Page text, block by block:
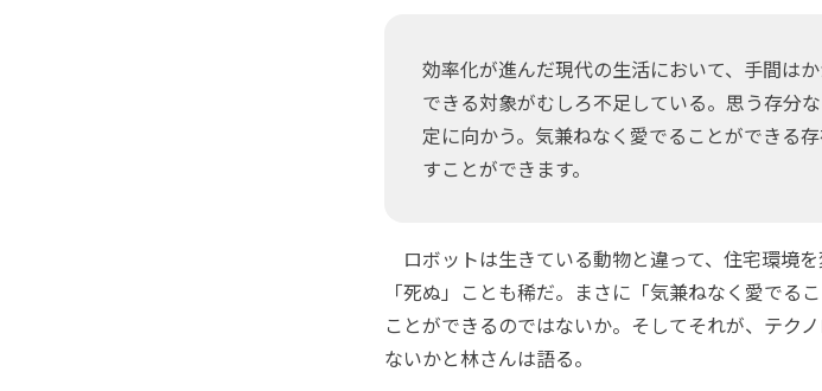
効率化が進んだ現代の生活において、手間は
できる対象がむしろ不足している。思う存分
定に向かう。気兼ねなく愛でることができる
すことができます。
ロボットは生きている動物と違って、住宅環境
「死ぬ」ことも稀だ。まさに「気兼ねなく愛でる
ことができるのではないか。そしてそれが、テク
ないかと林さんは語る。